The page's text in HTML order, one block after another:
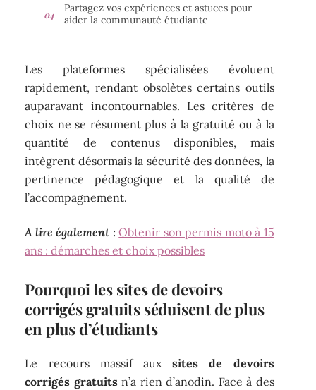
Partagez vos expériences et astuces pour
aider la communauté étudiante
Les plateformes spécialisées évoluent
rapidement, rendant obsolètes certains outils
auparavant incontournables. Les critères de
choix ne se résument plus à la gratuité ou à la
quantité de contenus disponibles, mais
intègrent désormais la sécurité des données, la
pertinence pédagogique et la qualité de
l’accompagnement.
A lire également : Obtenir son permis moto à 15
ans : démarches et choix possibles
Pourquoi les sites de devoirs
corrigés gratuits séduisent de plus
en plus d’étudiants
Le recours massif auxsites de devoirs
corrigés gratuitsn’a rien d’anodin. Face à des